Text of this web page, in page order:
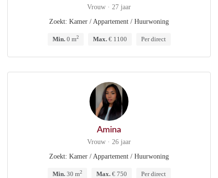
Vrouw · 27 jaar
Zoekt: Kamer / Appartement / Huurwoning
Min.0 m2 Max.€ 1100 Per direct
Amina
Vrouw · 26 jaar
Zoekt: Kamer / Appartement / Huurwoning
Min.30 m2 Max.€ 750 Per direct